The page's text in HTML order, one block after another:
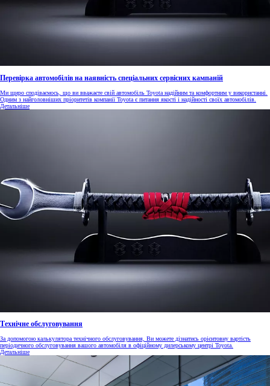
Перевірка автомобілів на наявність спеціальних сервісних кампаній
Ми щиро сподіваємось, що ви вважаєте свій автомобіль Toyota надійним та комфортним у використанні.
Одним з найголовніших пріоритетів компанії Toyota є питання якості і надійності своїх автомобілів.
Детальніше
Технічне обслуговування
За допомогою калькулятора технічного обслуговування, Ви можете дізнатись орієнтовну вартість
періодичного обслуговування вашого автомобіля в офіційному дилерському центрі Toyota.
Детальніше